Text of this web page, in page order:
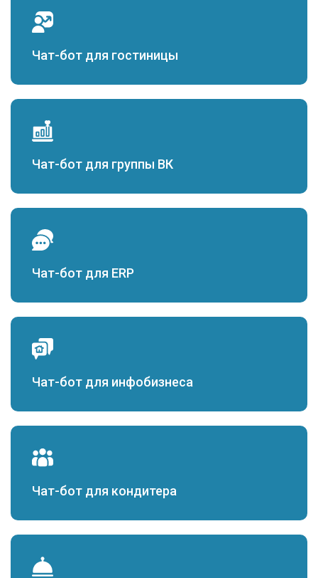
Чат-бот для гостиницы
Чат-бот для группы ВК
Чат-бот для ERP
Чат-бот для инфобизнеса
Чат-бот для кондитера